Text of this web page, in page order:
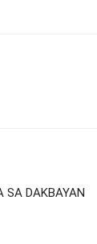
SA DAKBAYAN